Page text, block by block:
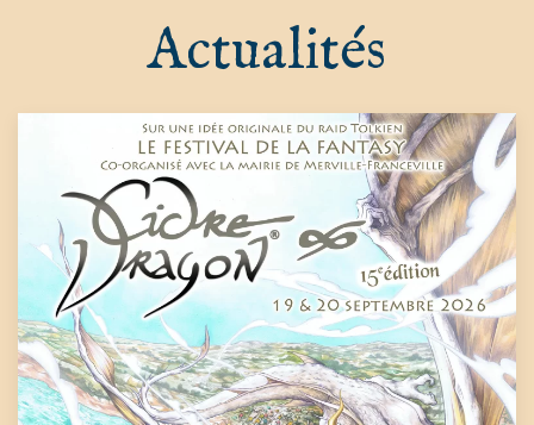
Actualités